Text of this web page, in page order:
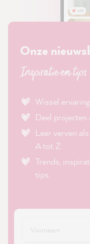
Onze
Inspiratie en tips
Wissel
Deel projecten
Leer verven
A tot Z.
Trends,
tips.